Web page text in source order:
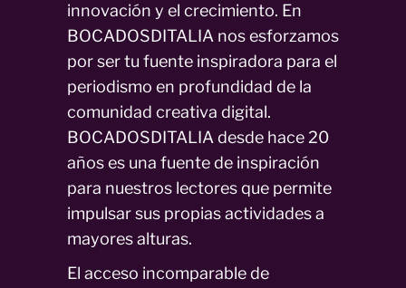
innovación y el crecimiento. En
BOCADOSDITALIA nos esforzamos
por ser tu fuente inspiradora para el
periodismo en profundidad de la
comunidad creativa digital.
BOCADOSDITALIA desde hace 20
años es una fuente de inspiración
para nuestros lectores que permite
impulsar sus propias actividades a
mayores alturas.
El acceso incomparable de